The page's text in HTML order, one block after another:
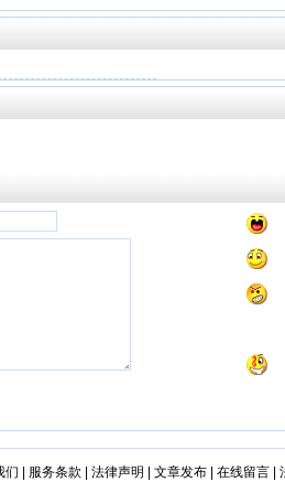
们 服务条款 法律声明 文章发布| 在线留言|